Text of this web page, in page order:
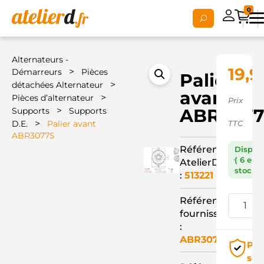
0
Alternateurs -
Démarreurs
>
Pièces
détachées Alternateur
>
Pièces d’alternateur >
Supports >
Supports
D.E.
>
Palier avant
ABR3077S
Palier
avant
Référence
AtelierD
:513221
Référence
fournisseur
:
ABR3077S
Prix
TTC
( 6 en
stock )